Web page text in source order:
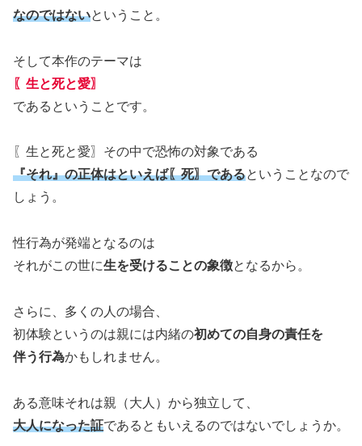
なのではないということ。
そして本作のテーマは
〖生と死と愛〗
であるということです。
〖生と死と愛〗その中で恐怖の対象である
『それ』の正体はといえば〖死〗であるということなので
しょう。
性行為が発端となるのは
それがこの世に生を受けることの象徴となるから。
さらに、多くの人の場合、
初体験というのは親には内緒の初めての自身の責任を
伴う行為かもしれません。
ある意味それは親（大人）から独立して、
大人になった証であるともいえるのではないでしょうか。